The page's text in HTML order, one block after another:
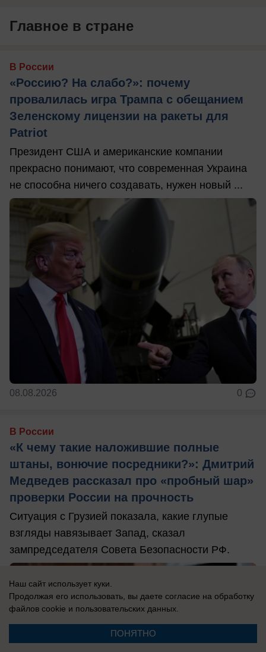
Главное в стране
В России
«Россию? На слабо?»: почему
провалилась игра Трампа с обещанием
Зеленскому лицензии на ракеты для
Patriot
Президент США и американские компании
прекрасно понимают, что современная Украина
не способна ничего создавать, нужен новый ...
08.08.2026 0
В России
«К чему такие наложившие полные
штаны, вонючие посредники?»: Дмитрий
Медведев рассказал про «пробный шар»
проверки России на прочность
Ситуация с Грузией показала, какие глупые
взгляды навязывает Запад, сказал
зампредседателя Совета Безопасности РФ.
Наш сайт использует куки.
Продолжая его использовать, вы даете согласие на обработку
файлов cookie и пользовательских данных.
ПОНЯТНО